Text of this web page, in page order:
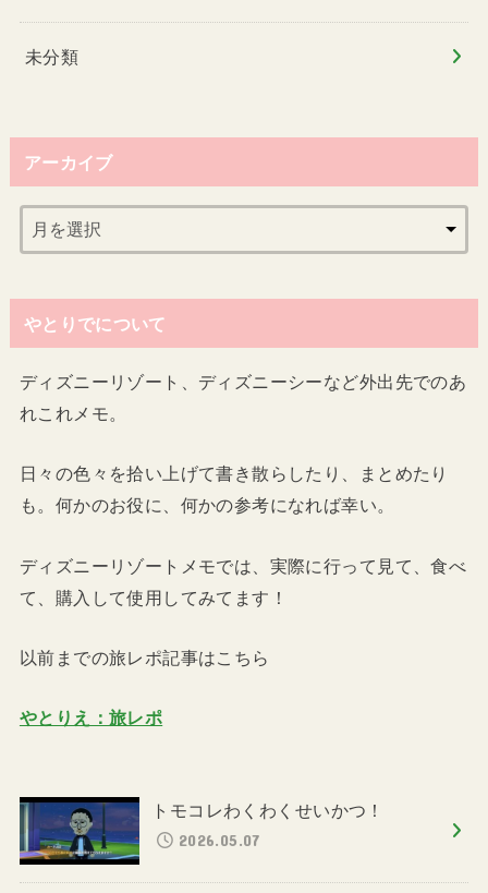
未分類
アーカイブ
やとりでについて
ディズニーリゾート、ディズニーシーなど外出先でのあ
れこれメモ。
日々の色々を拾い上げて書き散らしたり、まとめたり
も。何かのお役に、何かの参考になれば幸い。
ディズニーリゾートメモでは、実際に行って見て、食べ
て、購入して使用してみてます！
以前までの旅レポ記事はこちら
やとりえ：旅レポ
トモコレわくわくせいかつ！
2026.05.07